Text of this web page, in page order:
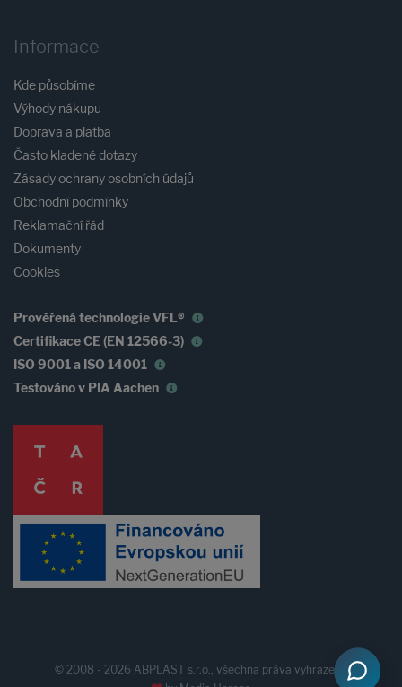
Informace
Kde působíme
Výhody nákupu
Doprava a platba
Často kladené dotazy
Zásady ochrany osobních údajů
Obchodní podmínky
Reklamační řád
Dokumenty
Cookies
Prověřená technologie VFL®
Certifikace CE (EN 12566-3)
ISO 9001 a ISO 14001
Testováno v PIA Aachen
© 2008 - 2026 ABPLAST s.r.o., všechna práva vyhrazena